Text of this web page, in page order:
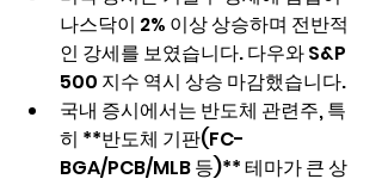
나스닥이 2% 이상 상승하며 전반적
인 강세를 보였습니다. 다우와 S&P
500 지수 역시 상승 마감했습니다.
국내 증시에서는 반도체 관련주, 특
히 **반도체 기판(FC-
BGA/PCB/MLB 등)** 테마가 큰 상